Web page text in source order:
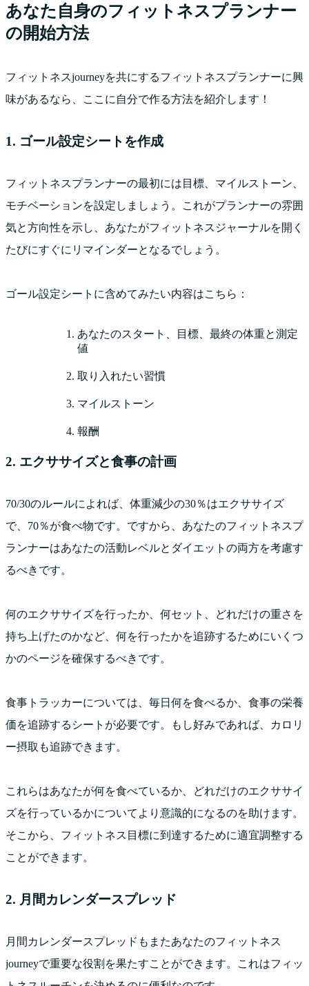
あなた自身のフィットネスプランナー
の開始方法
フィットネスjourneyを共にするフィットネスプランナーに興
味があるなら、ここに自分で作る方法を紹介します！
1. ゴール設定シートを作成
フィットネスプランナーの最初には目標、マイルストーン、
モチベーションを設定しましょう。これがプランナーの雰囲
気と方向性を示し、あなたがフィットネスジャーナルを開く
たびにすぐにリマインダーとなるでしょう。
ゴール設定シートに含めてみたい内容はこちら：
あなたのスタート、目標、最終の体重と測定
値
取り入れたい習慣
マイルストーン
報酬
2. エクササイズと食事の計画
70/30のルールによれば、体重減少の30％はエクササイズ
で、70％が食べ物です。ですから、あなたのフィットネスプ
ランナーはあなたの活動レベルとダイエットの両方を考慮す
るべきです。
何のエクササイズを行ったか、何セット、どれだけの重さを
持ち上げたのかなど、何を行ったかを追跡するためにいくつ
かのページを確保するべきです。
食事トラッカーについては、毎日何を食べるか、食事の栄養
価を追跡するシートが必要です。もし好みであれば、カロリ
ー摂取も追跡できます。
これらはあなたが何を食べているか、どれだけのエクササイ
ズを行っているかについてより意識的になるのを助けます。
そこから、フィットネス目標に到達するために適宜調整する
ことができます。
2. 月間カレンダースプレッド
月間カレンダースプレッドもまたあなたのフィットネス
journeyで重要な役割を果たすことができます。これはフィッ